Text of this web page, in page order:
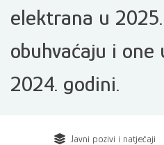
elektrana u
obuhvaćaju i one
2024. godini.
Javni pozivi i natječaji